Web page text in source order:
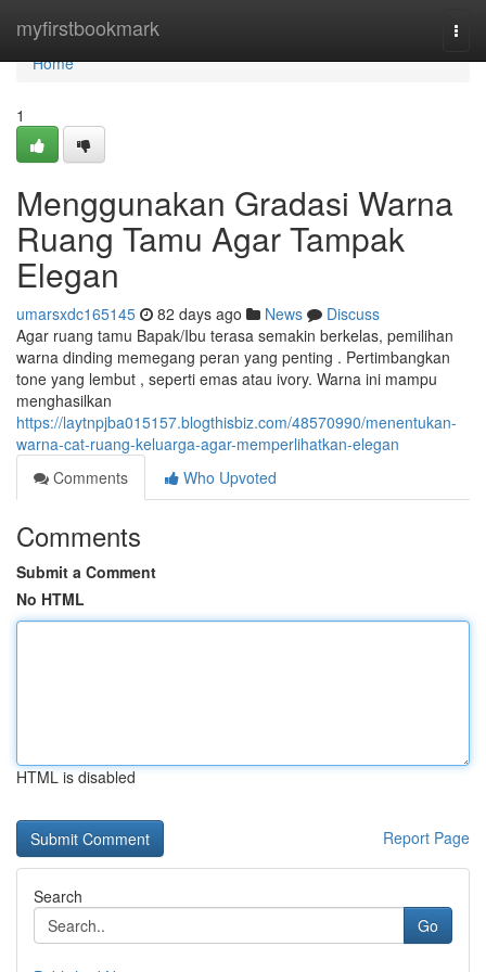
myfirstbookmark
Home
Home
1
Menggunakan Gradasi Warna
Ruang Tamu Agar Tampak
Elegan
umarsxdc165145 82 days ago News
Discuss
Agar ruang tamu Bapak/Ibu terasa semakin berkelas, pemilihan
warna dinding memegang peran yang penting . Pertimbangkan
tone yang lembut , seperti emas atau ivory. Warna ini mampu
menghasilkan
https://laytnpjba015157.blogthisbiz.com/48570990/menentukan-
warna-cat-ruang-keluarga-agar-memperlihatkan-elegan
Comments
Who Upvoted
Comments
Submit a Comment
No HTML
HTML is disabled
Report Page
Search
Go